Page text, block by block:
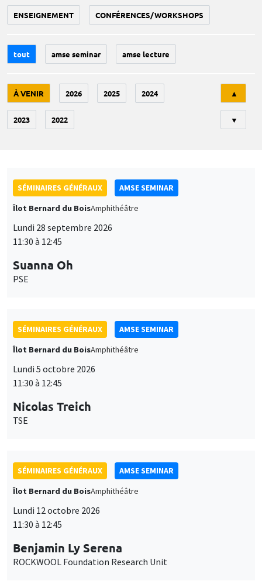
ENSEIGNEMENT CONFÉRENCES/WORKSHOPS
tout amse seminar amse lecture
À VENIR 2026 2025 2024
2023 2022
▲
▼
SÉMINAIRES GÉNÉRAUX
AMSE SEMINAR
Îlot Bernard du BoisAmphithéâtre
Lundi 28 septembre 2026
11:30 à 12:45
Suanna Oh
PSE
SÉMINAIRES GÉNÉRAUX
AMSE SEMINAR
Îlot Bernard du BoisAmphithéâtre
Lundi 5 octobre 2026
11:30 à 12:45
Nicolas Treich
TSE
SÉMINAIRES GÉNÉRAUX
AMSE SEMINAR
Îlot Bernard du BoisAmphithéâtre
Lundi 12 octobre 2026
11:30 à 12:45
Benjamin Ly Serena
ROCKWOOL Foundation Research Unit